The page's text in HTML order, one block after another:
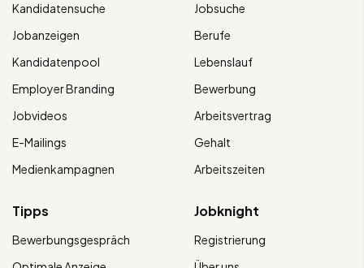
Kandidatensuche
Jobanzeigen
Kandidatenpool
Employer Branding
Jobvideos
E-Mailings
Medienkampagnen
Jobsuche
Berufe
Lebenslauf
Bewerbung
Arbeitsvertrag
Gehalt
Arbeitszeiten
Tipps
Bewerbungsgespräch
Jobknight
Registrierung